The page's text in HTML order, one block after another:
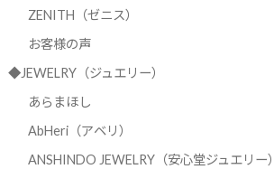
ZENITH（ゼニス）
お客様の声
◆JEWELRY（ジュエリー）
あらまほし
AbHeri（アベリ）
ANSHINDO JEWELRY（安心堂ジュエリー）